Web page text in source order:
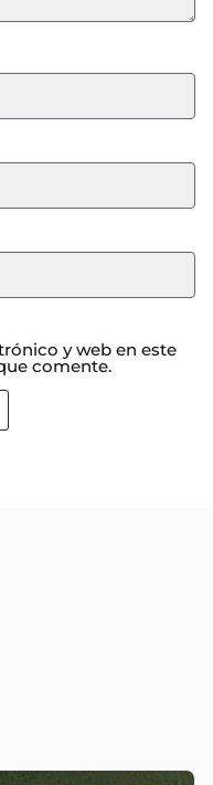
y web en este
comente.